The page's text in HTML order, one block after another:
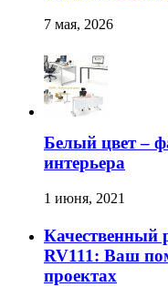
7 мая, 2026
Белый цвет –
интерьера
1 июня, 2021
Качественный
RV111: Ваш
проектах